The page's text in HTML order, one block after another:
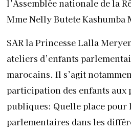
l’Assemblée nationale de la
Mme Nelly Butete Kashumba
SAR la Princesse Lalla
ateliers d’enfants
marocains. Il s’agit
participation des enfants aux
publiques: Quelle place pour
parlementaires dans les